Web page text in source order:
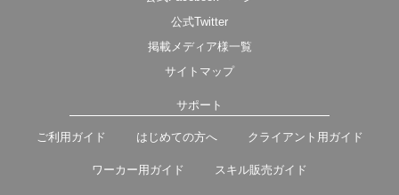
公式Twitter
掲載メディア様一覧
サイトマップ
サポート
ご利用ガイド はじめての方へ クライアント用ガイド
ワーカー用ガイド スキル販売ガイド